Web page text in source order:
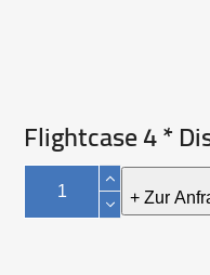
Flightcase 4 *
Flightcase
*
+ Zur